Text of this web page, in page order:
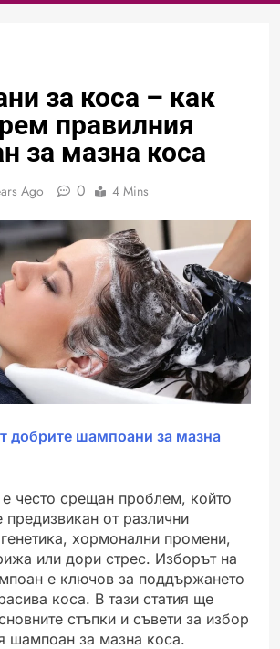
за коса – как
правилния
за мазна коса
Ago 0 4 Mins
добрите шампоани за мазна
често срещан проблем, който
от различни
хормонални промени,
или дори стрес. Изборът на
е ключов за поддържането
коса. В тази статия ще
стъпки и съвети за избор
шампоан за мазна коса.